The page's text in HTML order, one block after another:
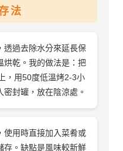
法
透過去除水分來延長保
烘乾。我的做法是：把
，用50度低溫烤2-3小
封罐，放在陰涼處。
使用時直接加入菜肴或
存。缺點是風味較新鮮